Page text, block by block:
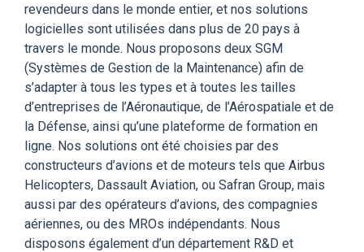
revendeurs dans le monde entier, et nos solutions
logicielles sont utilisées dans plus de 20 pays à
travers le monde. Nous proposons deux SGM
(Systèmes de Gestion de la Maintenance) afin de
s’adapter à tous les types et à toutes les tailles
d’entreprises de l’Aéronautique, de l’Aérospatiale et de
la Défense, ainsi qu’une plateforme de formation en
ligne. Nos solutions ont été choisies par des
constructeurs d’avions et de moteurs tels que Airbus
Helicopters, Dassault Aviation, ou Safran Group, mais
aussi par des opérateurs d’avions, des compagnies
aériennes, ou des MROs indépendants. Nous
disposons également d’un département R&D et